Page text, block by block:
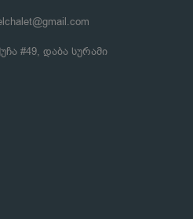
#49, დაბა სურამი